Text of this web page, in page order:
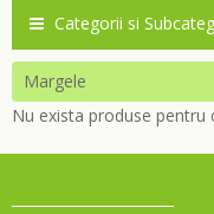
Categorii si
Margele
Nu exista produse pentru